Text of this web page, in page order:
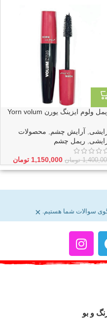
ریمل ولوم ایزینگ یورن Yorn volum
آرایش چشم
محصولات
ریمل چشم
تومان 1,150,000 تومان
×
و بو